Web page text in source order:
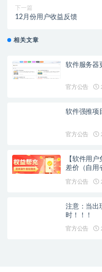
下一篇
12月份用户收益反馈
相关文章
软件服务器
官方公告
软件强推项
官方公告
【软件用
差价（自用
官方公告
注意：当出
时！！！
官方公告